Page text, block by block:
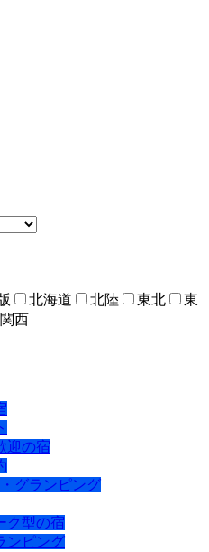
北海道 北陸 東北
東
関西
迎の宿
グランピング
ク型の宿
ンピング